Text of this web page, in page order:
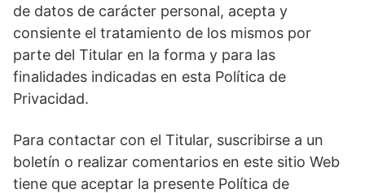
de datos de carácter personal, acepta y
consiente el tratamiento de los mismos por
parte del Titular en la forma y para las
finalidades indicadas en esta Política de
Privacidad.
Para contactar con el Titular, suscribirse a un
boletín o realizar comentarios en este sitio Web
tiene que aceptar la presente Política de